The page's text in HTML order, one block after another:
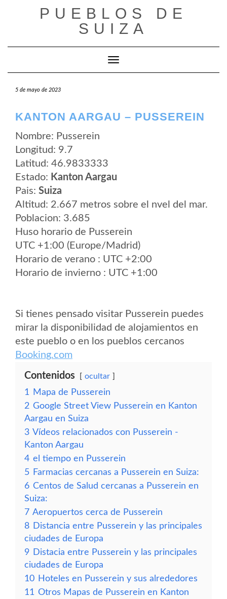
PUEBLOS DE
SUIZA
Cambiar modo de navegación
5 de mayo de 2023
KANTON AARGAU – PUSSEREIN
Nombre: Pusserein
Longitud: 9.7
Latitud: 46.9833333
Estado: Kanton Aargau
Pais: Suiza
Altitud: 2.667 metros sobre el nvel del mar.
Poblacion: 3.685
Huso horario de Pusserein
UTC +1:00 (Europe/Madrid)
Horario de verano : UTC +2:00
Horario de invierno : UTC +1:00
Si tienes pensado visitar Pusserein puedes
mirar la disponibilidad de alojamientos en
este pueblo o en los pueblos cercanos
Booking.com
Contenidos ocultar
1
Mapa de Pusserein
2 Google Street View Pusserein en Kanton
Aargau en Suiza
3 Vídeos relacionados con Pusserein -
Kanton Aargau
4 el tiempo en Pusserein
5 Farmacias cercanas a Pusserein en Suiza:
6 Centos de Salud cercanas a Pusserein en
Suiza:
7 Aeropuertos cerca de Pusserein
8 Distancia entre Pusserein y las principales
ciudades de Europa
9 Distacia entre Pusserein y las principales
ciudades de Europa
10 Hoteles en Pusserein y sus alrededores
11 Otros Mapas de Pusserein en Kanton